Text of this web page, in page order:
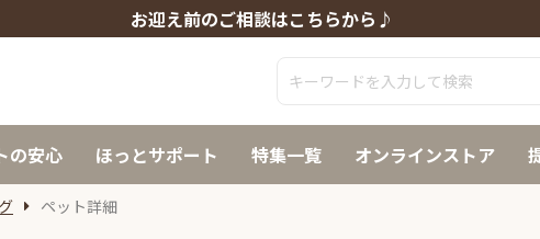
お迎え前のご相談はこちらから♪
の安心 ほっとサポート 特集一覧 オンラインストア
ペット詳細